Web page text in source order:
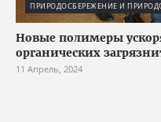
ПРИРОДОСБЕРЕЖЕНИЕ И
Новые полимеры
органических
11 Апрель, 2024